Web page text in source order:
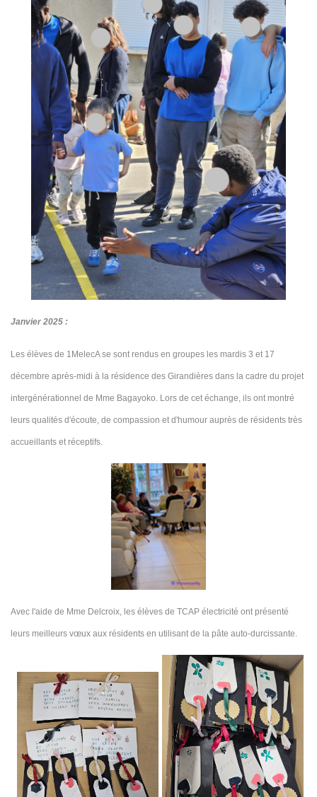
Janvier 2025 :
Les élèves de 1MelecA se sont rendus en groupes les mardis 3 et 17
décembre après-midi à la résidence des Girandières dans la cadre du projet
intergénérationnel de Mme Bagayoko. Lors de cet échange, ils ont montré
leurs qualités d'écoute, de compassion et d'humour auprès de résidents très
accueillants et réceptifs.
Avec l'aide de Mme Delcroix, les élèves de TCAP électricité ont présenté
leurs meilleurs vœux aux résidents en utilisant de la pâte auto-durcissante.